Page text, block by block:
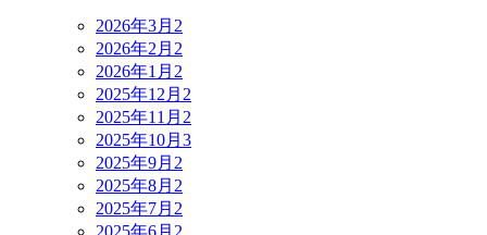
2026年3月 2
2026年2月 2
2026年1月 2
2025年12月 2
2025年11月 2
2025年10月 3
2025年9月 2
2025年8月 2
2025年7月 2
2025年6月 2